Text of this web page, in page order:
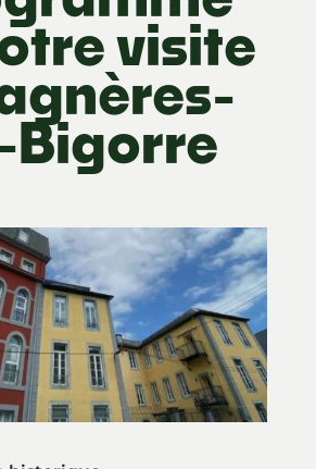
visite
Bigorre